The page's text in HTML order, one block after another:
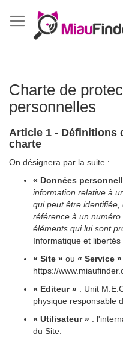
au
contenu
Charte de
personnelles
Article 1 - Définitions
charte
On désignera par la suite :
« Données
information relative à
qui peut être
référence à un
éléments qui lui sont
Informatique et libertés
« Site » ou « Service »
https://
« Editeur » : Unit
physique responsable
« Utilisateur » :
du Site.